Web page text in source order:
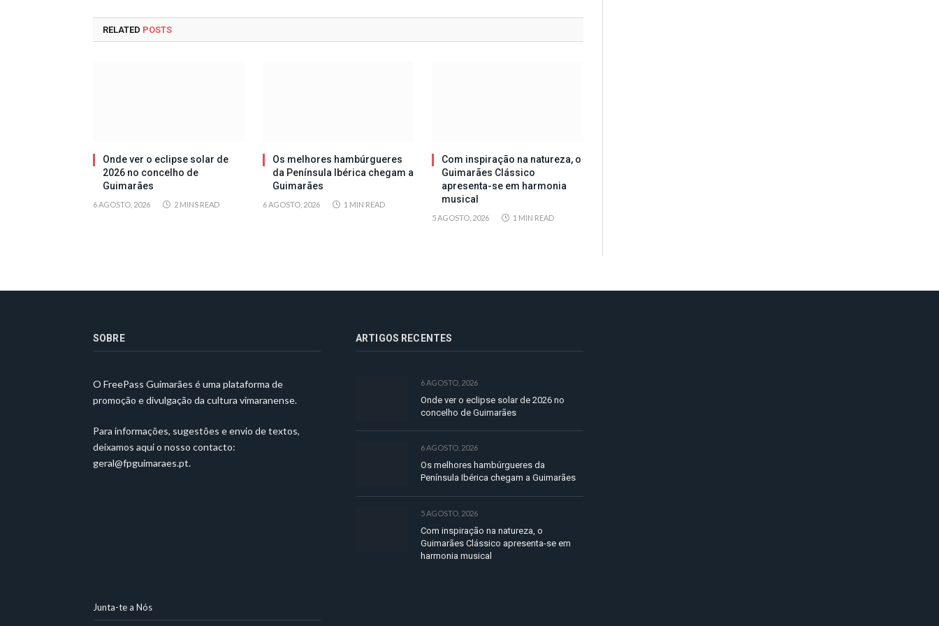
RELATED POSTS
Onde ver o eclipse solar de
2026 no concelho de
Guimarães
6 AGOSTO, 2026 2 MINS READ
Os melhores hambúrgueres
da Península Ibérica chegam a
Guimarães
6 AGOSTO, 2026 1 MIN READ
Com inspiração na natureza, o
Guimarães Clássico
apresenta-se em harmonia
musical
5 AGOSTO, 2026 1 MIN READ
SOBRE
O FreePass Guimarães é uma plataforma de
promoção e divulgação da cultura vimaranense.
Para informações, sugestões e envio de textos,
deixamos aqui o nosso contacto:
geral@fpguimaraes.pt.
ARTIGOS RECENTES
6 AGOSTO, 2026
Onde ver o eclipse solar de 2026 no
concelho de Guimarães
6 AGOSTO, 2026
Os melhores hambúrgueres da
Península Ibérica chegam a Guimarães
5 AGOSTO, 2026
Com inspiração na natureza, o
Guimarães Clássico apresenta-se em
harmonia musical
Junta-te a Nós